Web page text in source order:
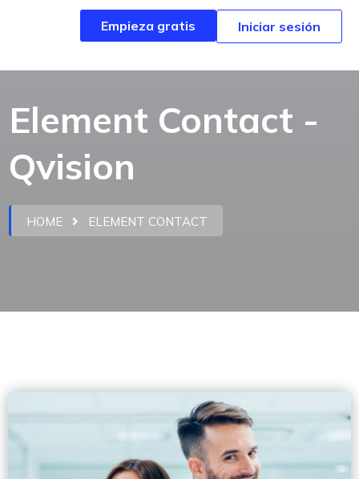
Empieza gratis Iniciar sesión
Empieza gratis Iniciar sesión
Element Contact -
Qvision
HOME ELEMENT CONTACT